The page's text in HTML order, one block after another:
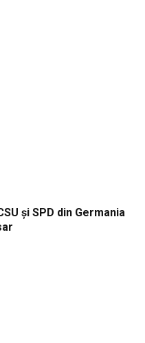
și SPD din Germania